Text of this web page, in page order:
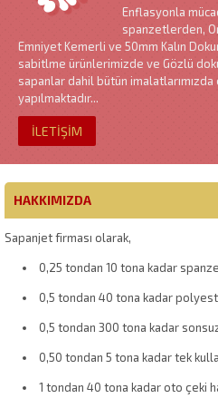
Enflasyonla
spanzetlerden,
Emniyet Kemerli ve 50mm Kalın
sabitlme ürünlerimizde ve Gözlü
sapanlar dahil bütün
yapılmaktadır...
İLETİŞİM
HAKKIMIZDA
Sapanjet firması olarak,
0,25 tondan 10 tona kadar
0,5 tondan 40 tona kadar
0,5 tondan 300 tona kadar
0,50 tondan 5 tona kadar tek
1 tondan 40 tona kadar oto çeki